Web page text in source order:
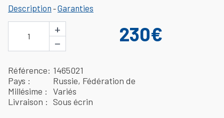
Description -Garanties
1
+
−
230€
Référence 1465021
Pays
Russie, Fédération de
Millésime
Variés
Livraison
Sous écrin